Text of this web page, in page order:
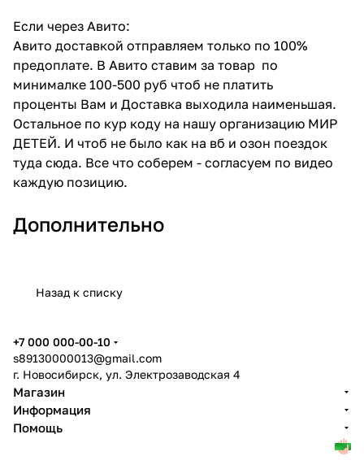
Если через Авито:
Авито доставкой отправляем только по 100%
предоплате. В Авито ставим за товар по
минималке 100-500 руб чтоб не платить
проценты Вам и Доставка выходила наименьшая.
Остальное по кур коду на нашу организацию МИР
ДЕТЕЙ. И чтоб не было как на вб и озон поездок
туда сюда. Все что соберем - согласуем по видео
каждую позицию.
Дополнительно
Назад к списку
+7 000 000-00-10
s89130000013@gmail.com
г. Новосибирск, ул. Электрозаводская 4
Магазин
Информация
Помощь